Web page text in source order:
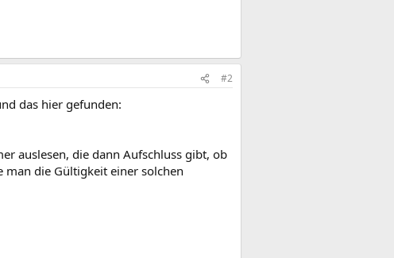
#2
das hier gefunden:
auslesen, die dann Aufschluss gibt, ob
man die Gültigkeit einer solchen